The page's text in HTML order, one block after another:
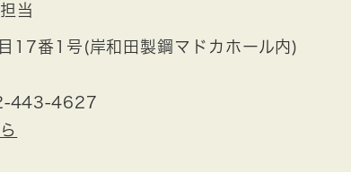
当
17番1号(岸和田製鋼マドカホール内)
443-4627